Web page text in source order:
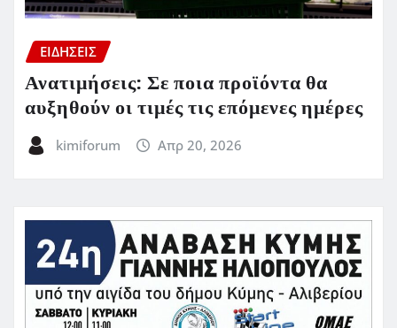
ΕΙΔΗΣΕΙΣ
Ανατιμήσεις: Σε ποια προϊόντα θα
αυξηθούν οι τιμές τις επόμενες ημέρες
kimiforum Απρ 20, 2026